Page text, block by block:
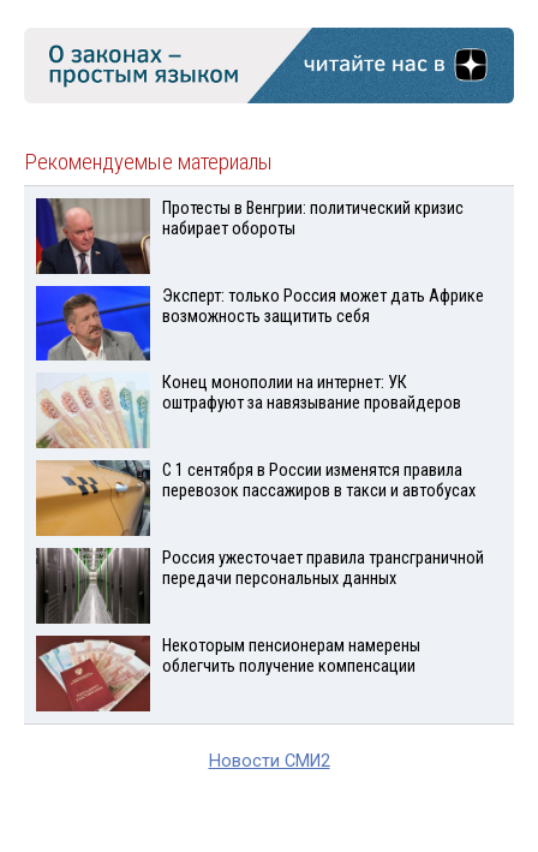
Рекомендуемые материалы
Протесты в Венгрии: политический кризис
набирает обороты
Эксперт: только Россия может дать Африке
возможность защитить себя
Конец монополии на интернет: УК
оштрафуют за навязывание провайдеров
С 1 сентября в России изменятся правила
перевозок пассажиров в такси и автобусах
Россия ужесточает правила трансграничной
передачи персональных данных
Некоторым пенсионерам намерены
облегчить получение компенсации
Новости СМИ2